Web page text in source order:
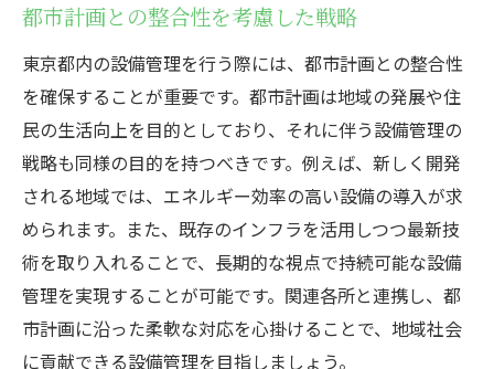
都市計画との整合性を考慮した戦略
東京都内の設備管理を行う際には、都市計画との整合性
を確保することが重要です。都市計画は地域の発展や住
民の生活向上を目的としており、それに伴う設備管理の
戦略も同様の目的を持つべきです。例えば、新しく開発
される地域では、エネルギー効率の高い設備の導入が求
められます。また、既存のインフラを活用しつつ最新技
術を取り入れることで、長期的な視点で持続可能な設備
管理を実現することが可能です。関連各所と連携し、都
市計画に沿った柔軟な対応を心掛けることで、地域社会
に貢献できる設備管理を目指しましょう。